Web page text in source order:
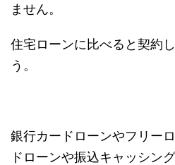
ません。
住宅ローンに比べると契約
う。
銀行カードローンやフリー
ドローンや振込キャッシング